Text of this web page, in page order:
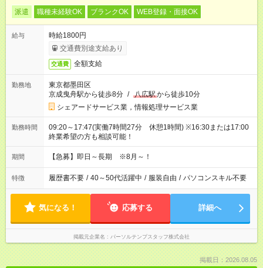
派遣 職種未経験OK ブランクOK WEB登録・面接OK
給与
時給1800円
交通費別途支給あり
交通費 全額支給
勤務地
東京都墨田区
京成曳舟駅から徒歩8分 / 八広駅から徒歩10分
シェアードサービス業，情報処理サービス業
勤務時間
09:20～17:47(実働7時間27分 休憩1時間) ※16:30または17:00
終業希望の方も相談可能！
期間 【急募】即日～長期 ※8月～！
特徴 履歴書不要 / 40～50代活躍中 / 服装自由 / パソコンスキル不要
気になる！ 応募する 詳細へ
掲載元企業名 パーソルテンプスタッフ株式会社
掲載日：2026.08.05